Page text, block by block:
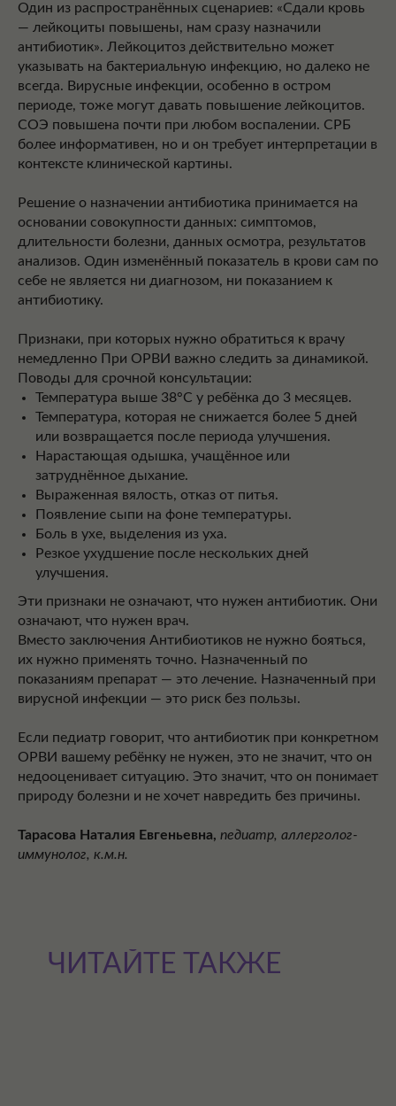
Один из распространённых сценариев: «Сдали кровь
— лейкоциты повышены, нам сразу назначили
антибиотик». Лейкоцитоз действительно может
указывать на бактериальную инфекцию, но далеко не
всегда. Вирусные инфекции, особенно в остром
периоде, тоже могут давать повышение лейкоцитов.
СОЭ повышена почти при любом воспалении. СРБ
более информативен, но и он требует интерпретации в
контексте клинической картины.
Решение о назначении антибиотика принимается на
основании совокупности данных: симптомов,
длительности болезни, данных осмотра, результатов
анализов. Один изменённый показатель в крови сам по
себе не является ни диагнозом, ни показанием к
антибиотику.
Признаки, при которых нужно обратиться к врачу
немедленно При ОРВИ важно следить за динамикой.
Поводы для срочной консультации:
Температура выше 38°C у ребёнка до 3 месяцев.
Температура, которая не снижается более 5 дней
или возвращается после периода улучшения.
Нарастающая одышка, учащённое или
затруднённое дыхание.
Выраженная вялость, отказ от питья.
Появление сыпи на фоне температуры.
Боль в ухе, выделения из уха.
Резкое ухудшение после нескольких дней
улучшения.
Эти признаки не означают, что нужен антибиотик. Они
означают, что нужен врач.
Вместо заключения Антибиотиков не нужно бояться,
их нужно применять точно. Назначенный по
показаниям препарат — это лечение. Назначенный при
вирусной инфекции — это риск без пользы.
Если педиатр говорит, что антибиотик при конкретном
ОРВИ вашему ребёнку не нужен, это не значит, что он
недооценивает ситуацию. Это значит, что он понимает
природу болезни и не хочет навредить без причины.
Тарасова Наталия Евгеньевна, педиатр, аллерголог-
иммунолог, к.м.н.
ЧИТАЙТЕ ТАКЖЕ